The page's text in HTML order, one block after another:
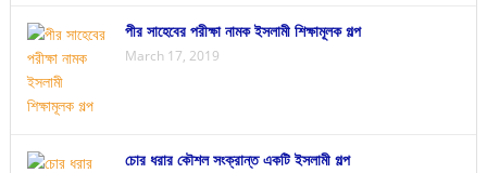
পীর সাহেবের পরীক্ষা নামক ইসলামী শিক্ষামূলক গল্প
March 17, 2019
চোর ধরার কৌশল সংক্রান্ত একটি ইসলামী গল্প